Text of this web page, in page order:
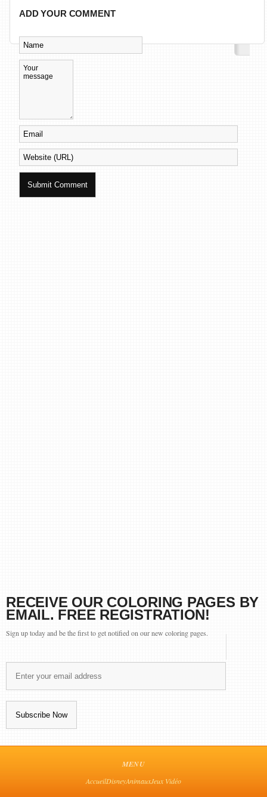
ADD YOUR COMMENT
RECEIVE OUR COLORING PAGES BY
EMAIL. FREE REGISTRATION!
Sign up today and be the first to get notified on our new coloring pages.
MENU
AccueilDisneyAnimauxJeux Vidéo